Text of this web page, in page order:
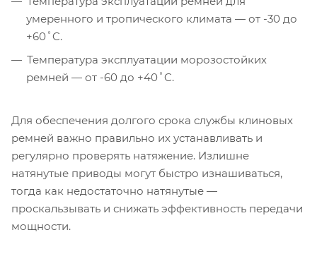
умеренного и тропического климата — от -30 до
+60˚C.
Температура эксплуатации морозостойких
ремней — от -60 до +40˚C.
Для обеспечения долгого срока службы клиновых
ремней важно правильно их устанавливать и
регулярно проверять натяжение. Излишне
натянутые приводы могут быстро изнашиваться,
тогда как недостаточно натянутые —
проскальзывать и снижать эффективность передачи
мощности.